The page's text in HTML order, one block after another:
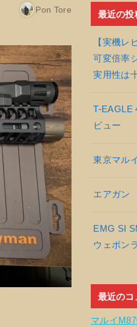
Pon Tore 最近の投
【実機レ
可変倍率
実用性は
T-EAGLE
ビュー
東京マル
エアガン
EMG SI
ウェポン
最近のコ
マルイ